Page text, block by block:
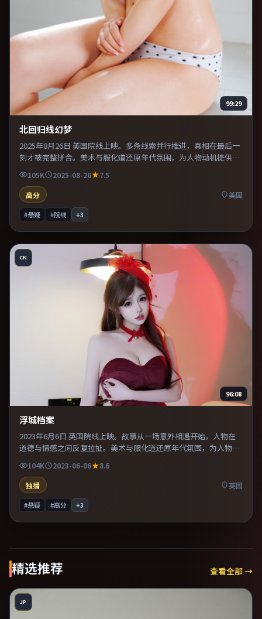
99:29
北回归线幻梦
2025年8月26日 美国院线上映。多条线索并行推进，真相在最后一
刻才被完整拼合。美术与服化道还原年代氛围，为人物动机提供可
信支撑。既有类型片爽感，也保留作者表达，口碑潜力不俗。
105K 2025-08-26
7.5
高分
美国
#悬疑 #院线 +3
CN
96:08
浮城档案
2023年6月6日 英国院线上映。故事从一场意外相遇开始，人物在
道德与情感之间反复拉扯。美术与服化道还原年代氛围，为人物动
104K 2023-06-06
8.6
独播
英国
#悬疑 #高分 +3
精选推荐 查看全部 →
JP